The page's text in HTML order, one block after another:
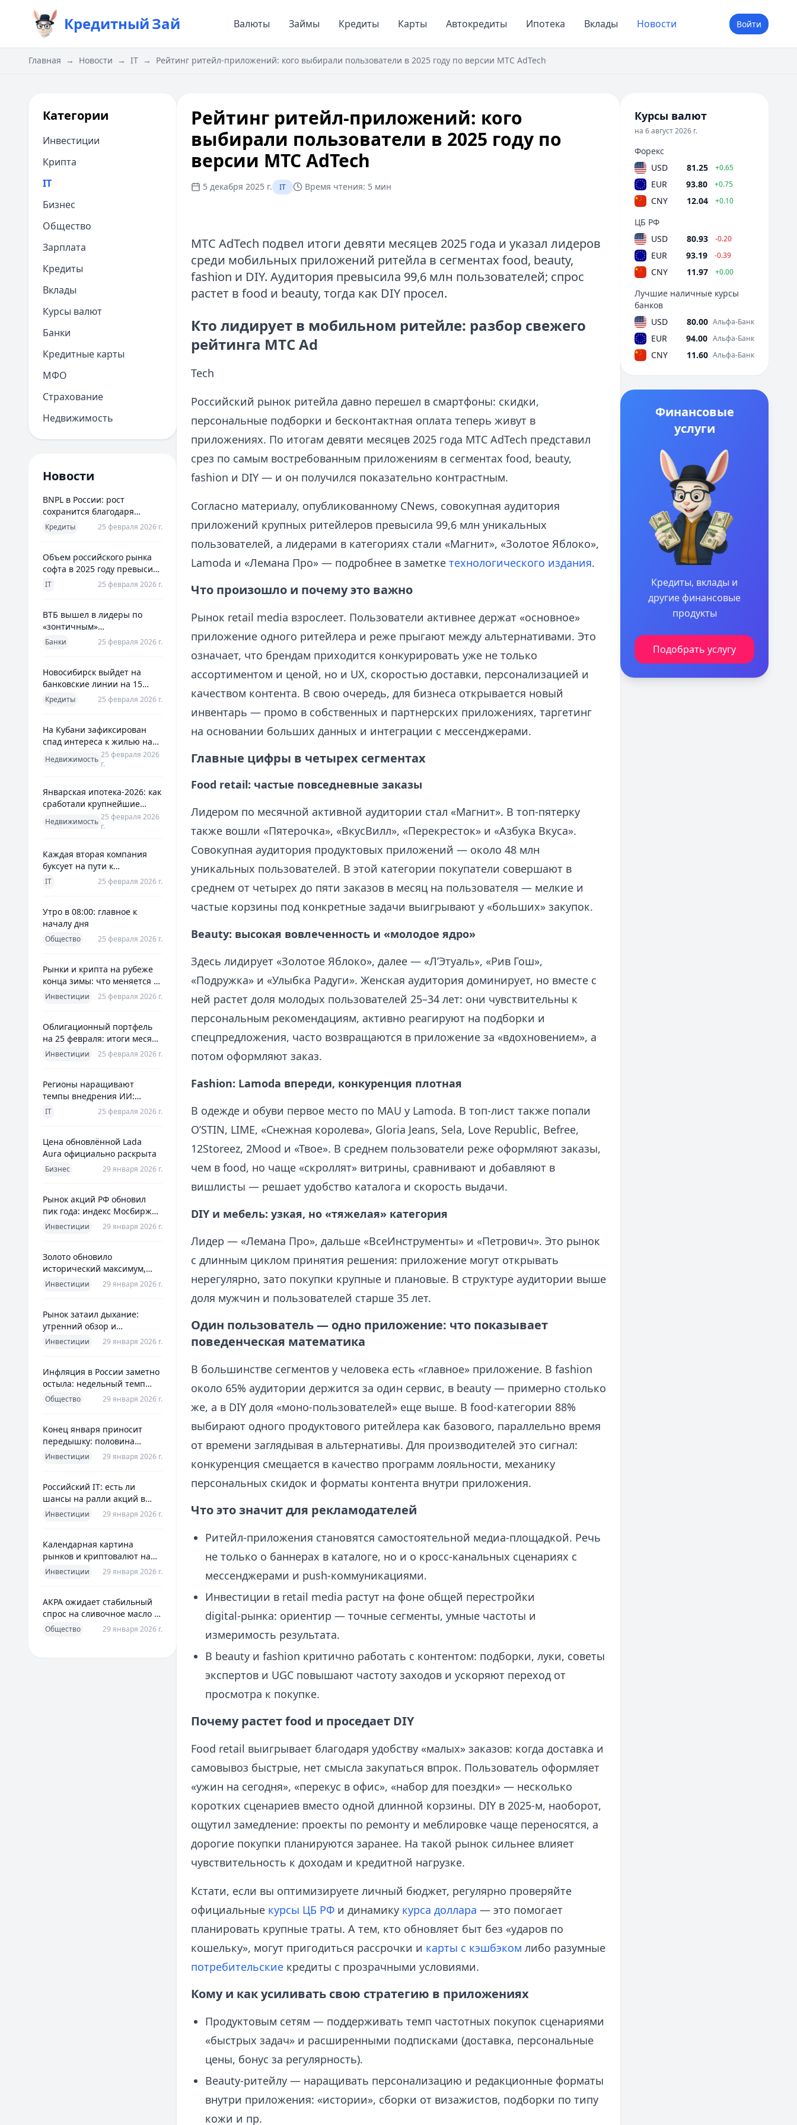
КредитныйЗай Валюты Займы Кредиты Карты Автокредиты Ипотека Вклады Новости Войти
Главная → Новости → IT → Рейтинг ритейл‑приложений: кого выбирали пользователи в 2025 году по версии МТС AdTech
Категории
Инвестиции
Крипта
IT
Бизнес
Общество
Зарплата
Кредиты
Вклады
Курсы валют
Банки
Кредитные карты
МФО
Страхование
Недвижимость
Новости
BNPL в России: рост
сохранится благодаря
новым сценариям
использования
Кредиты 25 февраля 2026 г.
Объем российского рынка
софта в 2025 году превысил
800 млрд рублей
IT 25 февраля 2026 г.
ВТБ вышел в лидеры по
«зонтичным»
поручительствам для МСП
Банки 25 февраля 2026 г.
Новосибирск выйдет на
банковские линии на 15
млрд рублей для закрытия
дефицита
Кредиты 25 февраля 2026 г.
На Кубани зафиксирован
спад интереса к жилью на
Недвижимость 25 февраля 2026
г.
Январская ипотека-2026: как
сработали крупнейшие
банки и что это значит для
заемщиков
Недвижимость 25 февраля 2026
г.
Каждая вторая компания
буксует на пути к
полноценной ERP
IT 25 февраля 2026 г.
Утро в 08:00: главное к
началу дня
Общество 25 февраля 2026 г.
Рынки и крипта на рубеже
конца зимы: что меняется к
25 февраля 2026
Инвестиции 25 февраля 2026 г.
Облигационный портфель
на 25 февраля: итоги месяца
и планы на март
Инвестиции 25 февраля 2026 г.
Регионы наращивают
темпы внедрения ИИ:
главное из отраслевого
IT 25 февраля 2026 г.
Цена обновлённой Lada
Aura официально раскрыта
Бизнес 29 января 2026 г.
Рынок акций РФ обновил
пик года: индекс Мосбиржи
на новом максимуме 2026-го
Инвестиции 29 января 2026 г.
Золото обновило
исторический максимум,
превысив планку в $5600 за
Инвестиции 29 января 2026 г.
Рынок затаил дыхание:
утренний обзор и
ориентиры для инвесторов
Инвестиции 29 января 2026 г.
Инфляция в России заметно
остыла: недельный темп
упал более чем вдвое
Общество 29 января 2026 г.
Конец января приносит
передышку: половина
годовой цели ЦБ «сделана»
Инвестиции 29 января 2026 г.
Российский IT: есть ли
шансы на ралли акций в
2026 без опоры на ИИ
Инвестиции 29 января 2026 г.
Календарная картина
рынков и криптовалют на
четверг, 29 января 2026
Инвестиции 29 января 2026 г.
АКРА ожидает стабильный
спрос на сливочное масло в
2026 году
Общество 29 января 2026 г.
Рейтинг ритейл‑приложений: кого
выбирали пользователи в 2025 году по
версии МТС AdTech
5 декабря 2025 г. IT Время чтения: 5 мин
МТС AdTech подвел итоги девяти месяцев 2025 года и указал лидеров
среди мобильных приложений ритейла в сегментах food, beauty,
fashion и DIY. Аудитория превысила 99,6 млн пользователей; спрос
растет в food и beauty, тогда как DIY просел.
Кто лидирует в мобильном ритейле: разбор свежего
рейтинга МТС Ad
Tech
Российский рынок ритейла давно перешел в смартфоны: скидки,
персональные подборки и бесконтактная оплата теперь живут в
приложениях. По итогам девяти месяцев 2025 года МТС AdTech представил
срез по самым востребованным приложениям в сегментах food, beauty,
fashion и DIY — и он получился показательно контрастным.
Согласно материалу, опубликованному CNews, совокупная аудитория
приложений крупных ритейлеров превысила 99,6 млн уникальных
пользователей, а лидерами в категориях стали «Магнит», «Золотое Яблоко»,
Lamoda и «Лемана Про» — подробнее в заметке технологического издания.
Что произошло и почему это важно
Рынок retail media взрослеет. Пользователи активнее держат «основное»
приложение одного ритейлера и реже прыгают между альтернативами. Это
означает, что брендам приходится конкурировать уже не только
ассортиментом и ценой, но и UX, скоростью доставки, персонализацией и
качеством контента. В свою очередь, для бизнеса открывается новый
инвентарь — промо в собственных и партнерских приложениях, таргетинг
на основании больших данных и интеграции с мессенджерами.
Главные цифры в четырех сегментах
Food retail: частые повседневные заказы
Лидером по месячной активной аудитории стал «Магнит». В топ‑пятерку
также вошли «Пятерочка», «ВкусВилл», «Перекресток» и «Азбука Вкуса».
Совокупная аудитория продуктовых приложений — около 48 млн
уникальных пользователей. В этой категории покупатели совершают в
среднем от четырех до пяти заказов в месяц на пользователя — мелкие и
частые корзины под конкретные задачи выигрывают у «больших» закупок.
Beauty: высокая вовлеченность и «молодое ядро»
Здесь лидирует «Золотое Яблоко», далее — «Л’Этуаль», «Рив Гош»,
«Подружка» и «Улыбка Радуги». Женская аудитория доминирует, но вместе с
ней растет доля молодых пользователей 25–34 лет: они чувствительны к
персональным рекомендациям, активно реагируют на подборки и
спецпредложения, часто возвращаются в приложение за «вдохновением», а
потом оформляют заказ.
Fashion: Lamoda впереди, конкуренция плотная
В одежде и обуви первое место по MAU у Lamoda. В топ‑лист также попали
O’STIN, LIME, «Снежная королева», Gloria Jeans, Sela, Love Republic, Befree,
12Storeez, 2Mood и «Твое». В среднем пользователи реже оформляют заказы,
чем в food, но чаще «скроллят» витрины, сравнивают и добавляют в
вишлисты — решает удобство каталога и скорость выдачи.
DIY и мебель: узкая, но «тяжелая» категория
Лидер — «Лемана Про», дальше «ВсеИнструменты» и «Петрович». Это рынок
с длинным циклом принятия решения: приложение могут открывать
нерегулярно, зато покупки крупные и плановые. В структуре аудитории выше
доля мужчин и пользователей старше 35 лет.
Один пользователь — одно приложение: что показывает
поведенческая математика
В большинстве сегментов у человека есть «главное» приложение. В fashion
около 65% аудитории держится за один сервис, в beauty — примерно столько
же, а в DIY доля «моно‑пользователей» еще выше. В food‑категории 88%
выбирают одного продуктового ритейлера как базового, параллельно время
от времени заглядывая в альтернативы. Для производителей это сигнал:
конкуренция смещается в качество программ лояльности, механику
персональных скидок и форматы контента внутри приложения.
Что это значит для рекламодателей
Ритейл‑приложения становятся самостоятельной медиа‑площадкой. Речь
не только о баннерах в каталоге, но и о кросс‑канальных сценариях с
мессенджерами и push‑коммуникациями.
Инвестиции в retail media растут на фоне общей перестройки
digital‑рынка: ориентир — точные сегменты, умные частоты и
измеримость результата.
В beauty и fashion критично работать с контентом: подборки, луки, советы
экспертов и UGC повышают частоту заходов и ускоряют переход от
просмотра к покупке.
Почему растет food и проседает DIY
Food retail выигрывает благодаря удобству «малых» заказов: когда доставка и
самовывоз быстрые, нет смысла закупаться впрок. Пользователь оформляет
«ужин на сегодня», «перекус в офис», «набор для поездки» — несколько
коротких сценариев вместо одной длинной корзины. DIY в 2025‑м, наоборот,
ощутил замедление: проекты по ремонту и меблировке чаще переносятся, а
дорогие покупки планируются заранее. На такой рынок сильнее влияет
чувствительность к доходам и кредитной нагрузке.
Кстати, если вы оптимизируете личный бюджет, регулярно проверяйте
официальные курсы ЦБ РФи динамику курса доллара — это помогает
планировать крупные траты. А тем, кто обновляет быт без «ударов по
кошельку», могут пригодиться рассрочки и карты с кэшбэком либо разумные
потребительскиекредиты с прозрачными условиями.
Кому и как усиливать свою стратегию в приложениях
Продуктовым сетям — поддерживать темп частотных покупок сценариями
«быстрых задач» и расширенными подписками (доставка, персональные
цены, бонус за регулярность).
Beauty‑ритейлу — наращивать персонализацию и редакционные форматы
внутри приложения: «истории», сборки от визажистов, подборки по типу
кожи и пр.
Курсы валют
на 6 август 2026 г.
Форекс
USD
81.25 +0.65
EUR 93.80 +0.75
CNY 12.04 +0.10
ЦБ РФ
USD
80.93 -0.20
EUR 93.19 -0.39
CNY 11.97 +0.00
Лучшие наличные курсы
банков
USD
80.00 Альфа-Банк
EUR 94.00 Альфа-Банк
CNY 11.60 Альфа-Банк
Финансовые
услуги
Кредиты, вклады и
другие финансовые
продукты
Подобрать услугу